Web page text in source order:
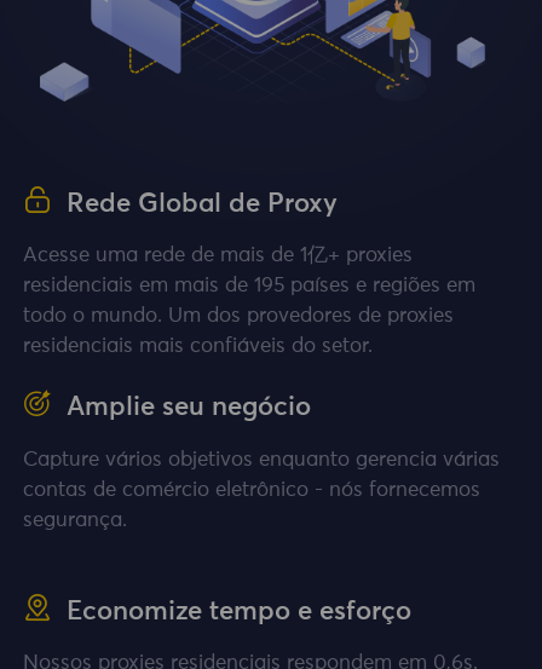
Rede Global de Proxy
Acesse uma rede de mais de 1亿+ proxies
residenciais em mais de 195 países e regiões em
todo o mundo. Um dos provedores de proxies
residenciais mais confiáveis do setor.
Amplie seu negócio
Capture vários objetivos enquanto gerencia várias
contas de comércio eletrônico - nós fornecemos
segurança.
Economize tempo e esforço
Nossos proxies residenciais respondem em 0,6s.